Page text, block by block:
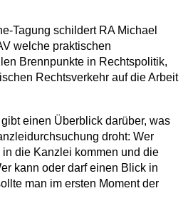
Tagung schildert RA Michael
welche praktischen
Brennpunkte in Rechtspolitik,
Rechtsverkehr auf die Arbeit
einen Überblick darüber, was
droht: Wer
die Kanzlei kommen und die
kann oder darf einen Blick in
man im ersten Moment der